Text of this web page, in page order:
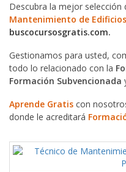
Descubra la mejor selección
Mantenimiento de
buscocursosgratis.com.
Gestionamos para usted,
todo lo relacionado con la
Formación Subvencionada
Aprende Gratis con
donde le acreditará